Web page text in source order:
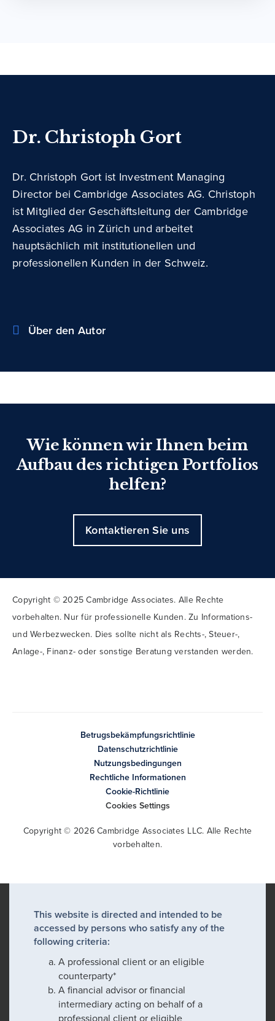
Dr. Christoph Gort
Dr. Christoph Gort ist Investment Managing
Director bei Cambridge Associates AG. Christoph
ist Mitglied der Geschäftsleitung der Cambridge
Associates AG in Zürich und arbeitet
hauptsächlich mit institutionellen und
professionellen Kunden in der Schweiz.
Über den Autor
Wie können wir Ihnen beim
Aufbau des richtigen Portfolios
helfen?
Kontaktieren Sie uns
Copyright © 2025 Cambridge Associates. Alle Rechte
vorbehalten. Nur für professionelle Kunden. Zu Informations-
und Werbezwecken. Dies sollte nicht als Rechts-, Steuer-,
Anlage-, Finanz- oder sonstige Beratung verstanden werden.
Betrugsbekämpfungsrichtlinie
Datenschutzrichtlinie
Nutzungsbedingungen
Rechtliche Informationen
Cookie-Richtlinie
Cookies Settings
Copyright © 2026 Cambridge Associates LLC. Alle Rechte
vorbehalten.
This website is directed and intended to be
accessed by persons who satisfy any of the
following criteria:
A professional client or an eligible
counterparty*
A financial advisor or financial
intermediary acting on behalf of a